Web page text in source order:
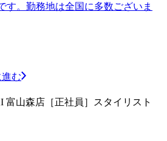
。勤務地は全国に多数ございま
む
富山森店［正社員］スタイリスト